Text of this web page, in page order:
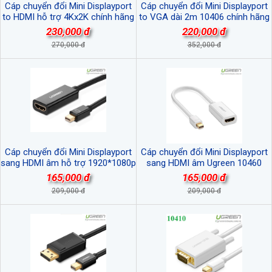
Cáp chuyển đổi Mini Displayport
to HDMI hỗ trợ 4Kx2K chính hãng
Ugreen 40360 cao cấp
230,000 đ
270,000 đ
Cáp chuyển đổi Mini Displayport
to VGA dài 2m 10406 chính hãng
Ugreen cao cấp
220,000 đ
352,000 đ
Cáp chuyển đổi Mini Displayport
sang HDMI âm hỗ trợ 1920*1080p
Ugreen 10461 (màu đen)
165,000 đ
209,000 đ
Cáp chuyển đổi Mini Displayport
sang HDMI âm Ugreen 10460
(màu trắng)
165,000 đ
209,000 đ